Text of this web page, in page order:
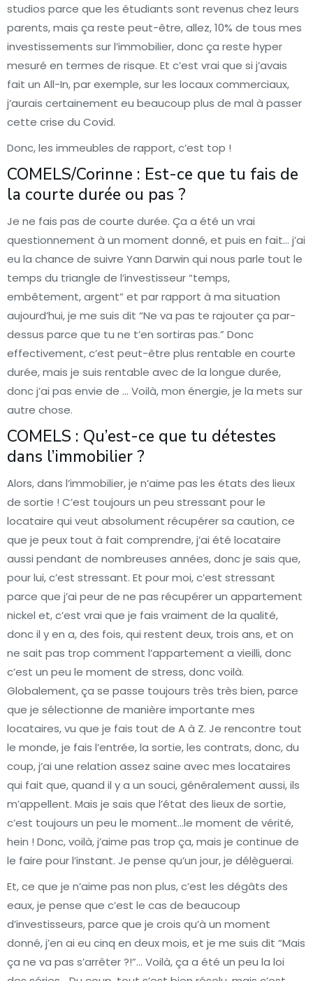
studios parce que les étudiants sont revenus chez leurs
parents, mais ça reste peut-être, allez, 10% de tous mes
investissements sur l’immobilier, donc ça reste hyper
mesuré en termes de risque. Et c’est vrai que si j’avais
fait un All-In, par exemple, sur les locaux commerciaux,
j’aurais certainement eu beaucoup plus de mal à passer
cette crise du Covid.
Donc, les immeubles de rapport, c’est top !
COMELS/Corinne : Est-ce que tu fais de
la courte durée ou pas ?
Je ne fais pas de courte durée. Ça a été un vrai
questionnement à un moment donné, et puis en fait… j’ai
eu la chance de suivre Yann Darwin qui nous parle tout le
temps du triangle de l’investisseur “temps,
embêtement, argent” et par rapport à ma situation
aujourd’hui, je me suis dit “Ne va pas te rajouter ça par-
dessus parce que tu ne t’en sortiras pas.” Donc
effectivement, c’est peut-être plus rentable en courte
durée, mais je suis rentable avec de la longue durée,
donc j’ai pas envie de … Voilà, mon énergie, je la mets sur
autre chose.
COMELS : Qu’est-ce que tu détestes
dans l’immobilier ?
Alors, dans l’immobilier, je n’aime pas les états des lieux
de sortie ! C’est toujours un peu stressant pour le
locataire qui veut absolument récupérer sa caution, ce
que je peux tout à fait comprendre, j’ai été locataire
aussi pendant de nombreuses années, donc je sais que,
pour lui, c’est stressant. Et pour moi, c’est stressant
parce que j’ai peur de ne pas récupérer un appartement
nickel et, c’est vrai que je fais vraiment de la qualité,
donc il y en a, des fois, qui restent deux, trois ans, et on
ne sait pas trop comment l’appartement a vieilli, donc
c’est un peu le moment de stress, donc voilà.
Globalement, ça se passe toujours très très bien, parce
que je sélectionne de manière importante mes
locataires, vu que je fais tout de A à Z. Je rencontre tout
le monde, je fais l’entrée, la sortie, les contrats, donc, du
coup, j’ai une relation assez saine avec mes locataires
qui fait que, quand il y a un souci, généralement aussi, ils
m’appellent. Mais je sais que l’état des lieux de sortie,
c’est toujours un peu le moment…le moment de vérité,
hein ! Donc, voilà, j’aime pas trop ça, mais je continue de
le faire pour l’instant. Je pense qu’un jour, je délèguerai.
Et, ce que je n’aime pas non plus, c’est les dégâts des
eaux, je pense que c’est le cas de beaucoup
d’investisseurs, parce que je crois qu’à un moment
donné, j’en ai eu cinq en deux mois, et je me suis dit “Mais
ça ne va pas s’arrêter ?!”… Voilà, ça a été un peu la loi